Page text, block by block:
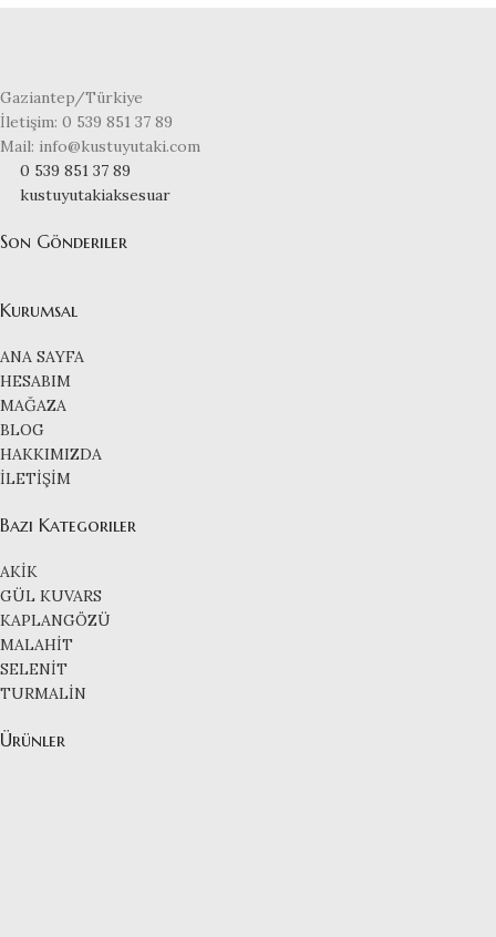
Gaziantep/Türkiye
İletişim: 0 539 851 37 89
Mail: info@kustuyutaki.com
0 539 851 37 89
kustuyutakiaksesuar
Son Gönderiler
Kurumsal
ANA SAYFA
HESABIM
MAĞAZA
BLOG
HAKKIMIZDA
İLETİŞİM
Bazı Kategoriler
AKİK
GÜL KUVARS
KAPLANGÖZÜ
MALAHİT
SELENİT
TURMALİN
Ürünler